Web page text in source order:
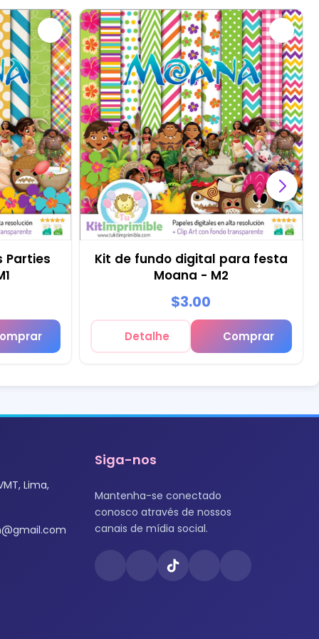
Parties
Kit de fundo digital para festa
Moana - M2
$3.00
Detalhe Comprar
Lima,
Siga-nos
Mantenha-se conectado
conosco através de nossos
canais de mídia social.